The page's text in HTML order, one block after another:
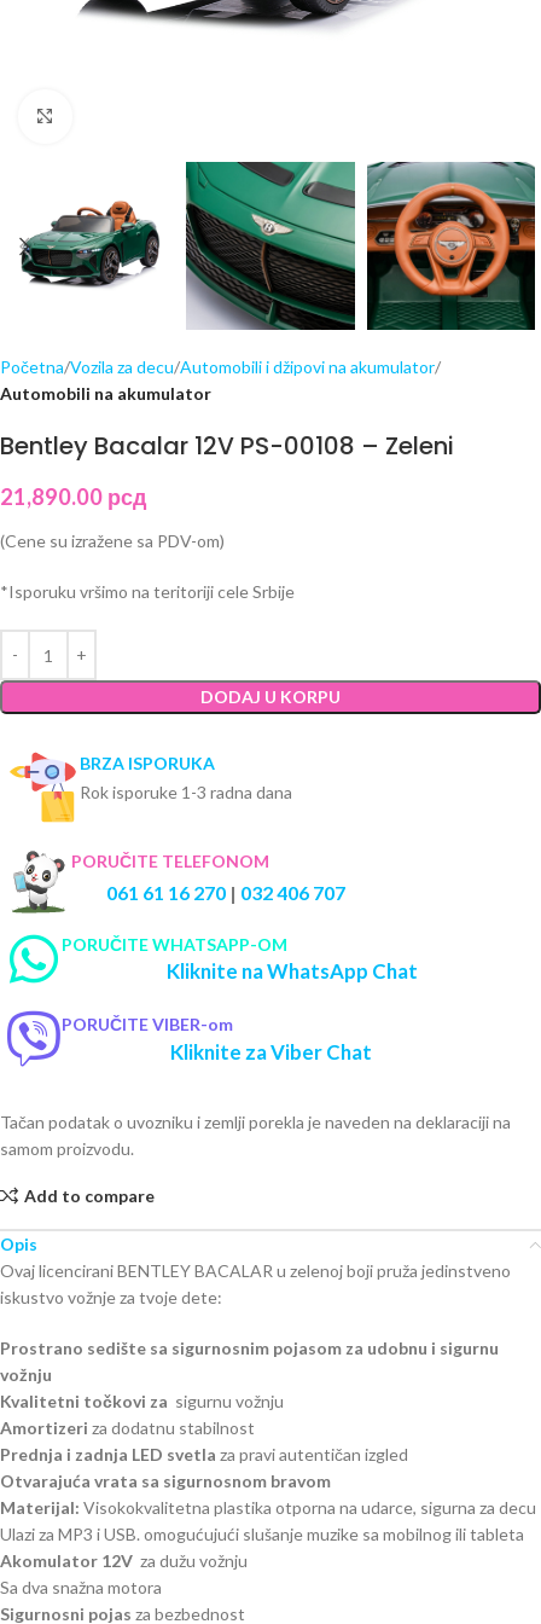
Početna Vozila za decu Automobili i džipovi na akumulator
Automobili na akumulator
Bentley Bacalar 12V PS-00108 – Zeleni
21,890.00 рсд
(Cene su izražene sa PDV-om)
*Isporuku vršimo na teritoriji cele Srbije
DODAJ U KORPU
BRZA ISPORUKA
Rok isporuke 1-3 radna dana
PORUČITE TELEFONOM
061 61 16 270 | 032 406 707
PORUČITE WHATSAPP-OM
Kliknite na WhatsApp Chat
PORUČITE VIBER-om
Kliknite za Viber Chat
Tačan podatak o uvozniku i zemlji porekla je naveden na deklaraciji na
samom proizvodu.
Add to compare
Opis
Ovaj licencirani BENTLEY BACALAR u zelenoj boji pruža jedinstveno
iskustvo vožnje za tvoje dete:
Prostrano sedište sa sigurnosnim pojasom za udobnu i sigurnu
vožnju
Kvalitetni točkovi za sigurnu vožnju
Amortizeri za dodatnu stabilnost
Prednja i zadnja LED svetla za pravi autentičan izgled
Otvarajuća vrata sa sigurnosnom bravom
Materijal: Visokokvalitetna plastika otporna na udarce, sigurna za decu
Ulazi za MP3 i USB. omogućujući slušanje muzike sa mobilnog ili tableta
Akomulator 12V za dužu vožnju
Sa dva snažna motora
Sigurnosni pojas za bezbednost